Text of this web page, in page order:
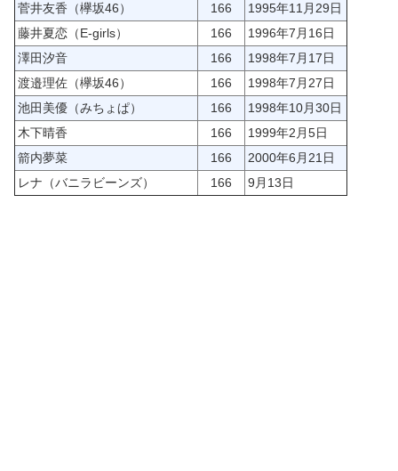
菅井友香（欅坂46）
166
1995年11月29日
藤井夏恋（E-girls）
166
1996年7月16日
澤田汐音
166
1998年7月17日
渡邉理佐（欅坂46）
166
1998年7月27日
池田美優（みちょぱ）
166
1998年10月30日
木下晴香
166
1999年2月5日
箭内夢菜
166
2000年6月21日
レナ（バニラビーンズ）
166 9月13日